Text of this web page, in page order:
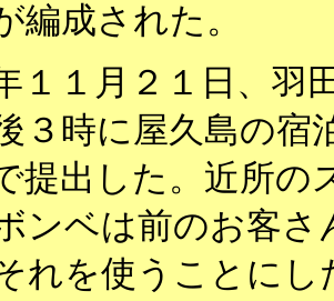
編成された。
１１月２１日、羽
３時に屋久島の宿
提出した。近所の
ンベは前のお客
れを使うことにし